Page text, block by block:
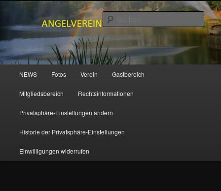
Inhalt
springenANGELVEREIN MUDENBACH e.V.
NEWS Fotos Verein Gastbereich
Mitgliedsbereich Rechtsinformationen
Privatsphäre-Einstellungen ändern
Historie der Privatsphäre-Einstellungen
Einwilligungen widerrufen